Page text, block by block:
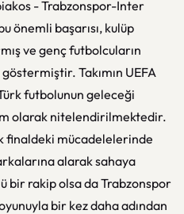
- Trabzonspor-Inter
önemli başarısı, kulüp
ve genç futbolcuların
Takımın UEFA
futbolunun geleceği
olarak nitelendirilmektedir.
finaldeki mücadelelerinde
alarak sahaya
bir rakip olsa da Trabzonspor
bir kez daha adından